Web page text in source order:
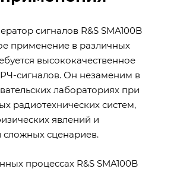
сигналов R&S SMA100B
применение в различных
высококачественное
сигналов. Он незаменим в
лабораториях при
радиотехнических систем,
явлений и
сценариев.
процессах R&S SMA100B